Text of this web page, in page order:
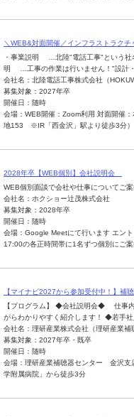
＼WEB&対面開催／インフラストラク
・事業説明 …北陸"電話工事"という社
明 …工事の作業は行いません！"設計・
会社名：北陸電話工事株式会社（
募集対象：2027年卒
開催日：随時
会場：WEB開催：Zoom利用 対面開催
地153 ※IR「西金沢」駅より徒歩3分）
2028年卒【WEB個別】会社説明会
WEB個別面談で会社や仕事についてご
会社名：ホクショー辻茂株式会社
募集対象：2028年卒
開催日：随時
会場：Google Meetにて行います エン
17:00の各正時間帯に1名ずつ個別にご案
【マイナビ2027から参加受付中！】補
【プログラム】 ◆会社説明会◆ 仕事
がらわかりやすく紹介します！ ◆若手
会社名：理研産業株式会社（理研産業補
募集対象：2027年卒・既卒
開催日：随時
会場：理研産業補聴器センター 金沢支
学附属病院」から徒歩3分